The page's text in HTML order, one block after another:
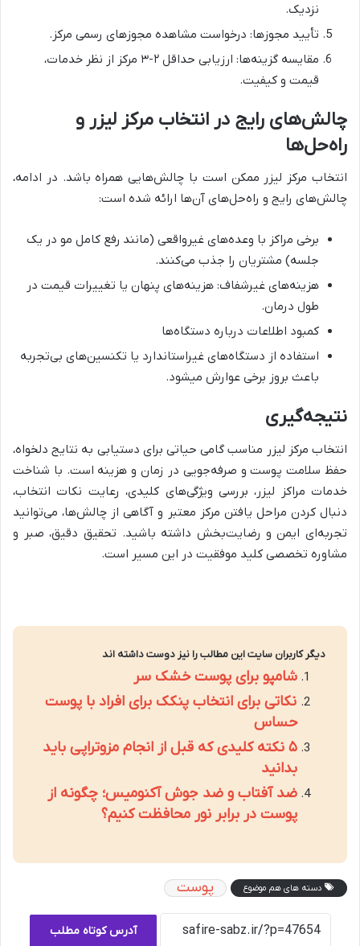
نزدیک.
تأیید مجوزها: درخواست مشاهده مجوزهای رسمی مرکز.
مقایسه گزینه‌ها: ارزیابی حداقل ۲-۳ مرکز از نظر خدمات،
قیمت و کیفیت.
چالش‌های رایج در انتخاب مرکز لیزر و
راه‌حل‌ها
انتخاب مرکز لیزر ممکن است با چالش‌هایی همراه باشد. در ادامه،
چالش‌های رایج و راه‌حل‌های آن‌ها ارائه شده است:
برخی مراکز با وعده‌های غیرواقعی (مانند رفع کامل مو در یک
جلسه) مشتریان را جذب می‌کنند.
هزینه‌های غیرشفاف: هزینه‌های پنهان یا تغییرات قیمت در
طول درمان.
کمبود اطلاعات درباره دستگاه‌ها
استفاده از دستگاه‌های غیراستاندارد یا تکنسین‌های بی‌تجربه
باعث بروز برخی عوارش میشود.
نتیجه‌گیری
انتخاب مرکز لیزر مناسب گامی حیاتی برای دستیابی به نتایج دلخواه،
حفظ سلامت پوست و صرفه‌جویی در زمان و هزینه است. با شناخت
خدمات مراکز لیزر، بررسی ویژگی‌های کلیدی، رعایت نکات انتخاب،
دنبال کردن مراحل یافتن مرکز معتبر و آگاهی از چالش‌ها، می‌توانید
تجربه‌ای ایمن و رضایت‌بخش داشته باشید. تحقیق دقیق، صبر و
مشاوره تخصصی کلید موفقیت در این مسیر است.
دیگر کاربران سایت این مطالب را نیز دوست داشته اند
شامپو برای پوست خشک سر
نکاتی برای انتخاب پنکک برای افراد با پوست
حساس
۵ نکته کلیدی که قبل از انجام مزوتراپی باید
بدانید
ضد آفتاب و ضد جوش آکنومیس؛ چگونه از
پوست در برابر نور محافظت کنیم؟
دسته های هم موضوع پوست
آدرس کوتاه مطلب